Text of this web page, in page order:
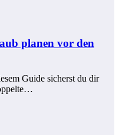
planen vor den
Guide sicherst du dir